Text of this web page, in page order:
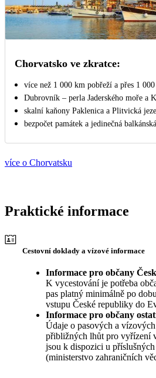
Chorvatsko ve zkratce:
více než 1 000 km pobřeží a přes 1
Dubrovník – perla Jaderského moře a
skalní kaňony Paklenica a Plitvická
bezpočet památek a jedinečná
více o Chorvatsku
Praktické informace
Cestovní doklady a vízové informace
Informace pro občany
K vycestování je potřeba
pas platný minimálně po
vstupu České republiky do
Informace pro občany
Údaje o pasových a
přibližných lhůt pro vyřízení
jsou k dispozici u
(ministerstvo zahraničních